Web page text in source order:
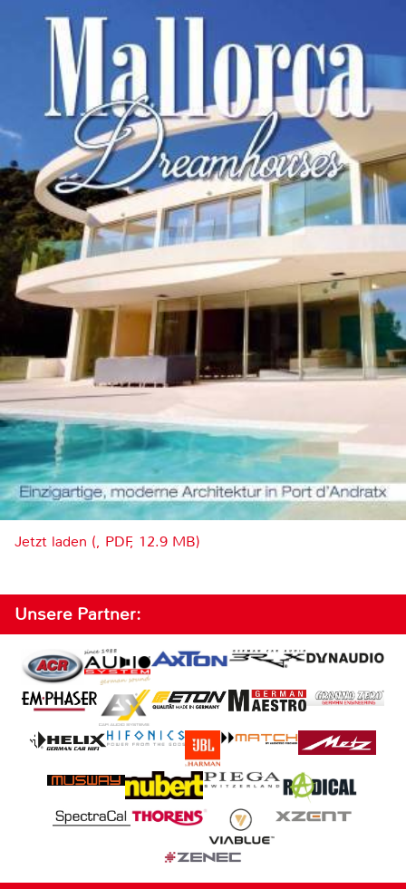
Jetzt laden (, PDF, 12.9 MB)
Unsere Partner: